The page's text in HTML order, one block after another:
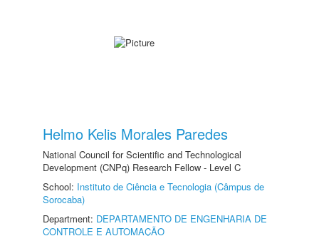
Helmo Kelis Morales Paredes
National Council for Scientific and Technological
Development (CNPq) Research Fellow - Level C
School: Instituto de Ciência e Tecnologia (Câmpus de
Sorocaba)
Department: DEPARTAMENTO DE ENGENHARIA DE
CONTROLE E AUTOMAÇÃO